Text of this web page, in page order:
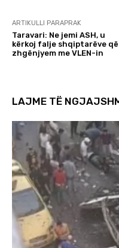
ARTIKULLI PARAPRAK
Taravari: Ne jemi ASH, u
kërkoj falje shqiptarëve që
zhgënjyem me VLEN-in
LAJME TË